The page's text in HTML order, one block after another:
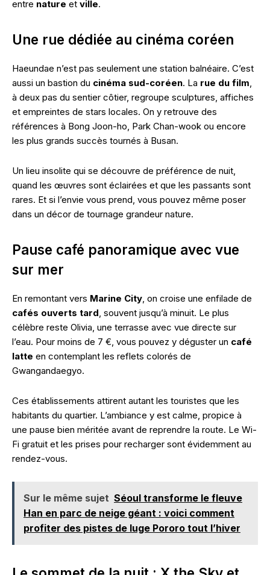
entre nature et ville.
Une rue dédiée au cinéma coréen
Haeundae n’est pas seulement une station balnéaire. C’est
aussi un bastion du cinéma sud-coréen. La rue du film
à deux pas du sentier côtier, regroupe sculptures, affiches
et empreintes de stars locales. On y retrouve des
références à Bong Joon-ho, Park Chan-wook ou encore
les plus grands succès tournés à Busan.
Un lieu insolite qui se découvre de préférence de nuit,
quand les œuvres sont éclairées et que les passants sont
rares. Et si l’envie vous prend, vous pouvez même poser
dans un décor de tournage grandeur nature.
Pause café panoramique avec vue
sur mer
En remontant vers Marine City , on croise une enfilade de
cafés ouverts tard , souvent jusqu’à minuit. Le plus
célèbre reste Olivia, une terrasse avec vue directe sur
l’eau. Pour moins de 7 €, vous pouvez y déguster un café
latte en contemplant les reflets colorés de
Gwangandaegyo.
Ces établissements attirent autant les touristes que les
habitants du quartier. L’ambiance y est calme, propice à
une pause bien méritée avant de reprendre la route. Le Wi-
Fi gratuit et les prises pour recharger sont évidemment au
rendez-vous.
Sur le même sujet Séoul transforme le fleuve
Han en parc de neige géant : voici comment
profiter des pistes de luge Pororo tout l’hiver